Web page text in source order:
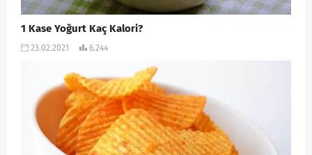
1 Kase Yoğurt Kaç Kalori?
23.02.2021 6.244